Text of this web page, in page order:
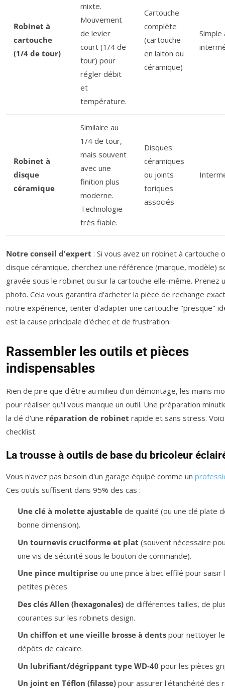
Robinet à
cartouche
(1/4 de tour)
mixte.
Mouvement
de levier
court (1/4 de
tour) pour
régler débit
et
température.
Cartouche
complète
(cartouche
en laiton ou
céramique)
Simple
Robinet à
disque
céramique
Similaire au
1/4 de tour,
mais souvent
avec une
finition plus
moderne.
Technologie
très fiable.
Disques
céramiques
ou joints
toriques
associés
Notre conseil d'expert : Si vous avez un robinet à cartouche
disque céramique, cherchez une référence (marque, modèle)
gravée sous le robinet ou sur la cartouche elle-même. Prenez
photo. Cela vous garantira d'acheter la pièce de rechange
notre expérience, tenter d'adapter une cartouche "presque"
est la cause principale d'échec et de frustration.
Rassembler les outils et pièces
indispensables
Rien de pire que d'être au milieu d'un démontage, les mains
pour réaliser qu'il vous manque un outil. Une préparation
la clé d'une réparation de robinet rapide et sans stress.
checklist.
La trousse à outils de base du bricoleur
Vous n'avez pas besoin d'un garage équipé comme un
Ces outils suffisent dans 95% des cas :
Une clé à molette ajustablede qualité (ou une clé plate
bonne dimension).
Un tournevis cruciforme et plat (souvent nécessaire
une vis de sécurité sous le bouton de commande).
Une pince multipriseou une pince à bec effilé pour saisir
petites pièces.
Des clés Allen (hexagonales)de différentes tailles, de
courantes sur les robinets design.
Un chiffon et une vieille brosse à dentspour nettoyer
dépôts de calcaire.
Un lubrifiant/dégrippant type WD-40 pour les pièces
Un joint en Téflon (filasse)pour assurer l'étanchéité des